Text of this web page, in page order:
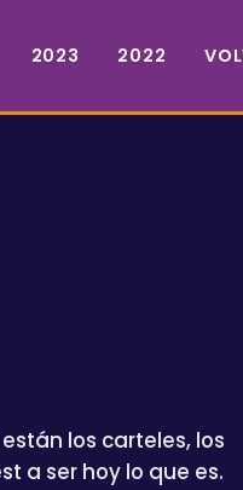
2023 2022
los carteles, los
a ser hoy lo que es.